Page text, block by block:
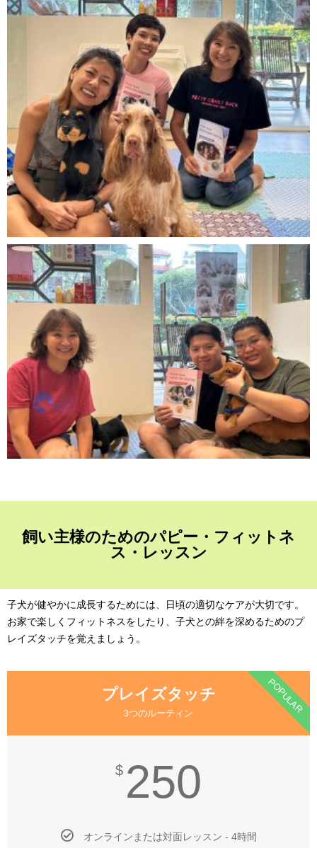
飼い主様のためのパピー・フィットネ
ス・レッスン
子犬が健やかに成長するためには、日頃の適切なケアが大切です。
お家で楽しくフィットネスをしたり、子犬との絆を深めるためのプ
レイズタッチを覚えましょう。
プレイズタッチ
3つのルーティン
$ 250
オンラインまたは対面レッスン - 4時間
POPULAR